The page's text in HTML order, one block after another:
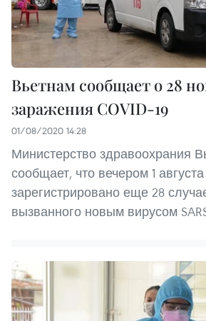
Вьетнам сообщает о 28
заражения COVID-19
01/08/2020 14:28
Министерство здравоохрания
сообщает, что вечером 1
зарегистрировано еще 28
вызванного новым вирусом